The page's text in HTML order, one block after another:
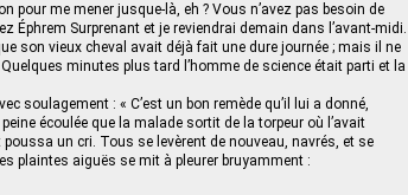
pour me mener jusque-là, eh ? Vous n’avez pas besoin de
Éphrem Surprenant et je reviendrai demain dans l’avant-midi.
son vieux cheval avait déjà fait une dure journée ; mais il ne
minutes plus tard l’homme de science était parti et la
soulagement : « C’est un bon remède qu’il lui a donné,
écoulée que la malade sortit de la torpeur où l’avait
un cri. Tous se levèrent de nouveau, navrés, et se
plaintes aiguës se mit à pleurer bruyamment :